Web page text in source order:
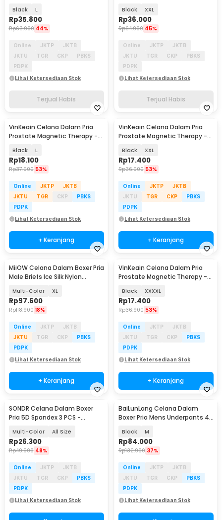
Black L
Rp35.800
Rp63.900 44%
Online JKTP
JKTB
JKTU
TGR CKP
PBKS
PDPK
Lihat Ketersediaan Stok
Terjual Habis
Black XXL
Rp36.000
Rp64.900 45%
Online JKTP
JKTB
JKTU
TGR CKP
PBKS
PDPK
Lihat Ketersediaan Stok
Terjual Habis
VinKeain Celana Dalam Pria
Prostate Magnetic Therapy -
Black L
Rp18.100
Rp37.900 53%
Online JKTP
JKTB
JKTU
TGR CKP
PBKS
PDPK
Lihat Ketersediaan Stok
+ Keranjang
VinKeain Celana Dalam Pria
Prostate Magnetic Therapy -
Black XXL
Rp17.400
Rp36.900 53%
Online JKTP
JKTB
JKTU
TGR CKP
PBKS
PDPK
Lihat Ketersediaan Stok
+ Keranjang
MiiOW Celana Dalam Boxer Pria
Male Briefs Ice Silk Nylon
Multi-Color XL
Rp97.600
Rp118.900 18%
Online JKTP
JKTB
JKTU
TGR CKP
PBKS
PDPK
Lihat Ketersediaan Stok
+ Keranjang
VinKeain Celana Dalam Pria
Prostate Magnetic Therapy -
Black XXXXL
Rp17.400
Rp36.900 53%
Online JKTP
JKTB
JKTU
TGR CKP
PBKS
PDPK
Lihat Ketersediaan Stok
+ Keranjang
SONDR Celana Dalam Boxer
Pria 5D Spandex 3 PCS -
Multi-Color All Size
Rp26.300
Rp49.900 48%
Online JKTP
JKTB
JKTU
TGR CKP
PBKS
PDPK
Lihat Ketersediaan Stok
BaiLunLang Celana Dalam
Boxer Pria Mens Underpants 4
Black M
Rp84.000
Rp132.900 37%
Online JKTP
JKTB
JKTU
TGR CKP
PBKS
PDPK
Lihat Ketersediaan Stok